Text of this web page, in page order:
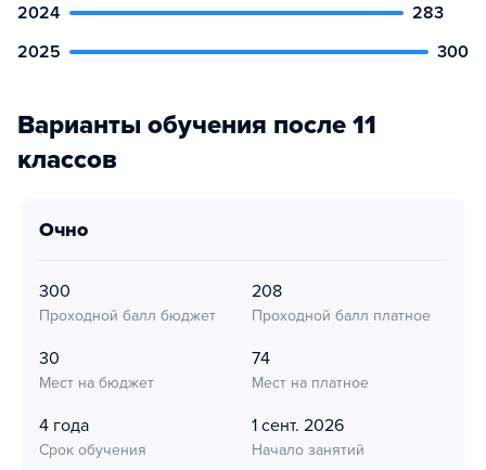
2024
283
2025
300
Варианты обучения после 11
классов
очно
300
Проходной балл бюджет
208
Проходной балл платное
30
Мест на бюджет
74
Мест на платное
4 года
Срок обучения
1 сент. 2026
Начало занятий